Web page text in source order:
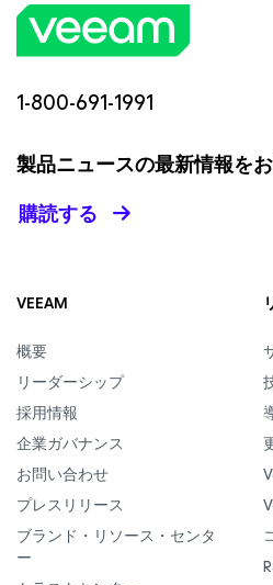
1-800-691-1991
製品ニュースの最新情報を
購読する
VEEAM
概要
リーダーシップ
採用情報
企業ガバナンス
お問い合わせ
プレスリリース
ブランド・リソース・センタ
ー